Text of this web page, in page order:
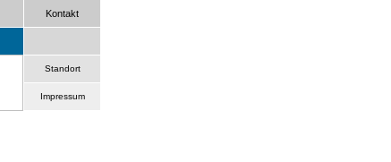
Kontakt
Standort
Impressum